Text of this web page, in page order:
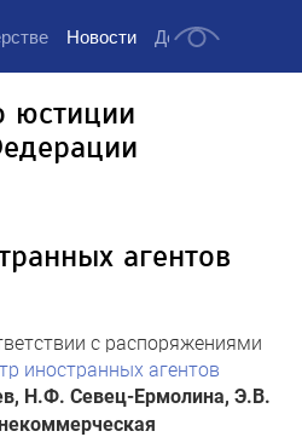
Новости Деятельность
юстиции
агентов
с распоряжениями
иностранных агентов
Н.Ф. Севец-Ермолина, Э.В.